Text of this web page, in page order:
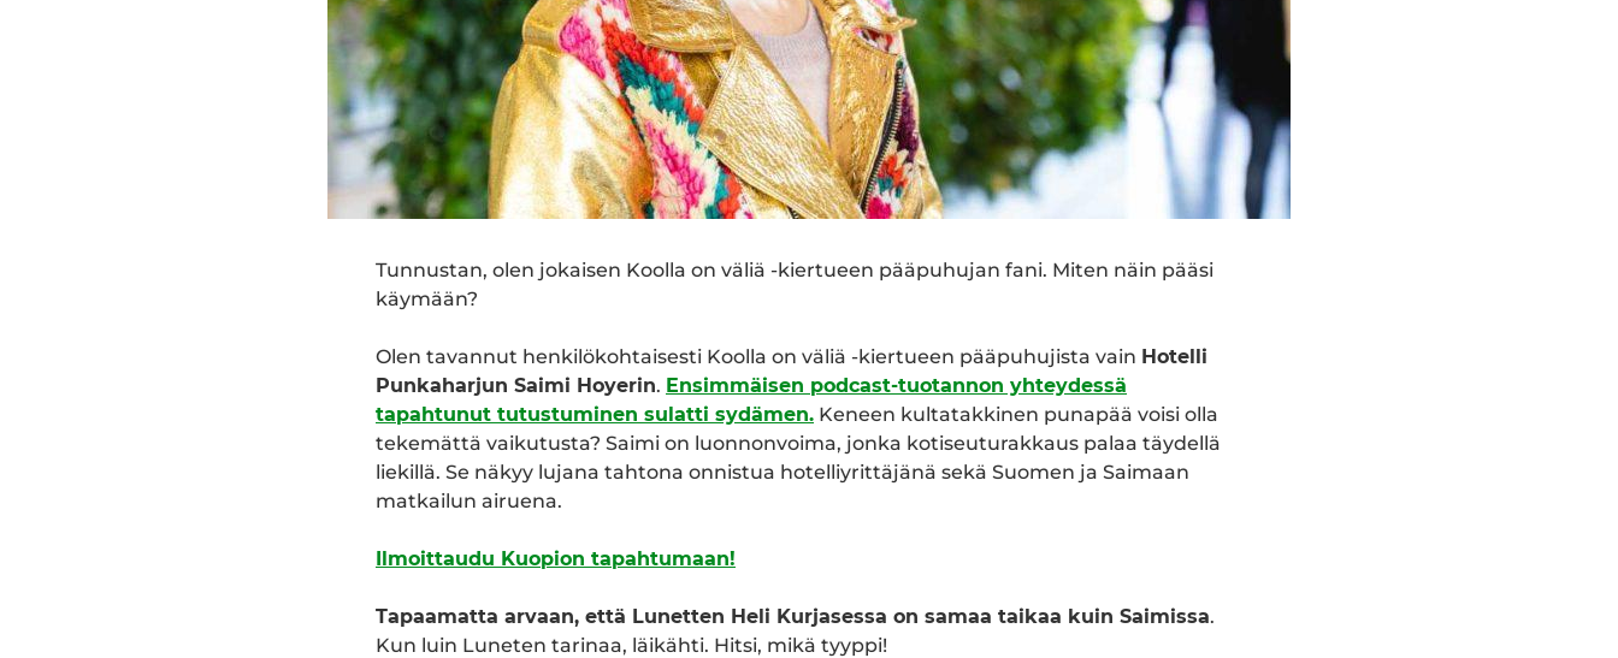
Tunnustan, olen jokaisen Koolla on väliä -kiertueen pääpuhujan fani. Miten näin pääsi
käymään?
Olen tavannut henkilökohtaisesti Koolla on väliä -kiertueen pääpuhujista vain Hotelli
Punkaharjun Saimi Hoyerin. Ensimmäisen podcast-tuotannon yhteydessä
tapahtunut tutustuminen sulatti sydämen. Keneen kultatakkinen punapää voisi olla
tekemättä vaikutusta? Saimi on luonnonvoima, jonka kotiseuturakkaus palaa täydellä
liekillä. Se näkyy lujana tahtona onnistua hotelliyrittäjänä sekä Suomen ja Saimaan
matkailun airuena.
Ilmoittaudu Kuopion tapahtumaan!
Tapaamatta arvaan, että Lunetten Heli Kurjasessa on samaa taikaa kuin Saimissa.
Kun luin Luneten tarinaa, läikähti. Hitsi, mikä tyyppi!